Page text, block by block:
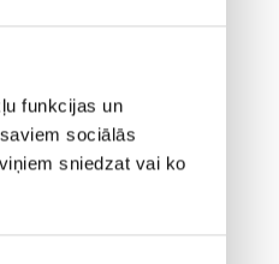
funkcijas un
sociālās
sniedzat vai ko